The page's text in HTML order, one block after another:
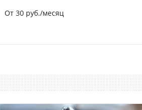
От 30 руб./месяц